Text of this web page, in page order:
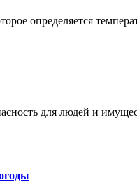
определяется
для людей и